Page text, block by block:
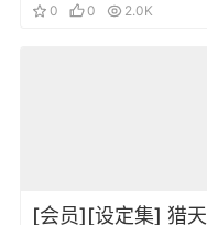
ARTBOOK
0
0 2.0K
[会员][设定集] 猎天